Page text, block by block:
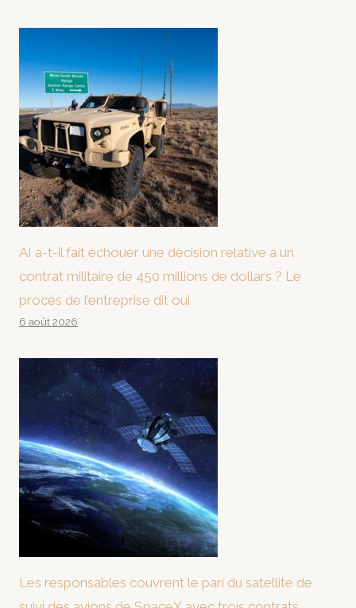
AI a-t-il fait échouer une décision relative à un
contrat militaire de 450 millions de dollars ? Le
procès de l’entreprise dit oui
6 août 2026
Les responsables couvrent le pari du satellite de